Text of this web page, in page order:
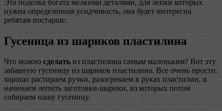
Эта поделка богата мелкими деталями, для лепки которых
нужна определенная усидчивость, она будет интересна
ребятам постарше.
Гусеница из шариков пластилина
Что можно сделать из пластилина самым маленьким? Вот эту
забавную гусеницу из шариков пластилина. Все очень просто:
хорошо растираем ручки, разогреваем в руках пластилин, и
начинаем лепить заготовки-шарики, из которых потом
собираем нашу гусеницу.